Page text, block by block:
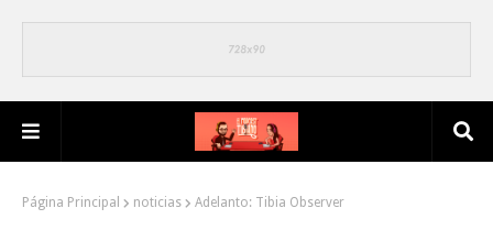
Página Principal noticias Adelanto: Tibia Observer